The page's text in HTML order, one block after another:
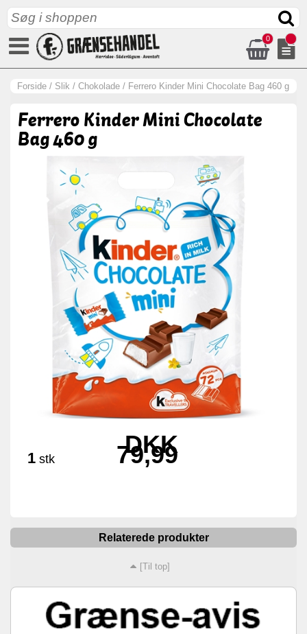
0
Forside / Slik / Chokolade / Ferrero Kinder Mini Chocolate Bag 460 g
Ferrero Kinder Mini Chocolate
Bag 460 g
1 stk
DKK
79,99
Relaterede produkter
[Til top]